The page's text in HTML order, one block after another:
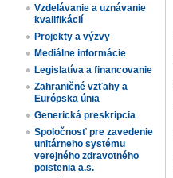
Vzdelávanie a uznávanie
kvalifikácií
Projekty a výzvy
Mediálne informácie
Legislatíva a financovanie
Zahraničné vzťahy a
Európska únia
Generická preskripcia
Spoločnosť pre zavedenie
unitárneho systému
verejného zdravotného
poistenia a.s.